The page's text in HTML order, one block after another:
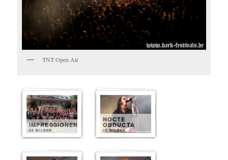
TNT Open Air
IMPRESSIONEN
25 BILDER
NOCTE
OBDUCTA
15 BILDER